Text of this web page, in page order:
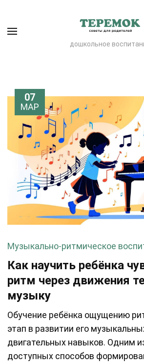
дошкольное
07
МАР
Музыкально-ритмическое
Как научить ребёнка
ритм через движения
музыку
Обучение ребёнка ощущению
этап в развитии его
двигательных навыков. Одним
доступных способов